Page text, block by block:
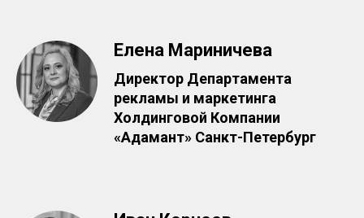
Елена Мариничева
Директор Департамента
рекламы и маркетинга
Холдинговой Компании
«Адамант» Санкт-Петербург